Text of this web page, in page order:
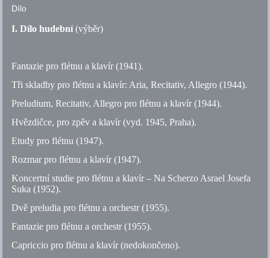
Dílo
I. Dílo hudební(výběr)
Fantazie pro flétnu a klavír (1941).
Tři skladby pro flétnu a klavír: Aria, Recitativ, Allegro (1944).
Preludium, Recitativ, Allegro pro flétnu a klavír (1944).
Hvězdičce, pro zpěv a klavír (vyd. 1945, Praha).
Etudy pro flétnu (1947).
Rozmar pro flétnu a klavír (1947).
Koncertní studie pro flétnu a klavír – Na Scherzo Asrael Josefa
Suka (1952).
Dvě preludia pro flétnu a orchestr (1955).
Fantazie pro flétnu a orchestr (1955).
Capriccio pro flétnu a klavír (nedokončeno).